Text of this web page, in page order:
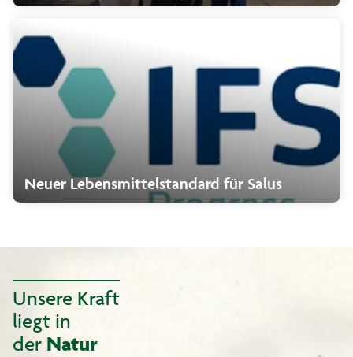
Neuer Lebensmittelstandard für Salus
Unsere Kraft
liegt in
der Natur